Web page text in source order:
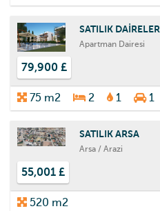
SATILIK DAİRELER
Apartman Dairesi
79,900 £
75 m2 2 1 1
SATILIK ARSA
Arsa / Arazi
55,001 £
520 m2